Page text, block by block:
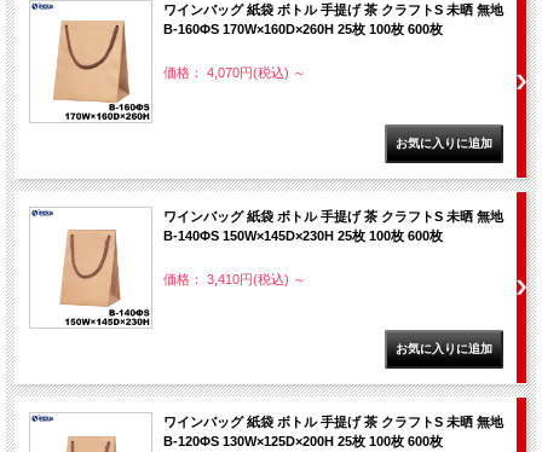
ワインバッグ 紙袋 ボトル 手提げ 茶 クラフトS 未晒 無地
B-160ΦS 170W×160D×260H 25枚 100枚 600枚
価格： 4,070円(税込) ～
ワインバッグ 紙袋 ボトル 手提げ 茶 クラフトS 未晒 無地
B-140ΦS 150W×145D×230H 25枚 100枚 600枚
価格： 3,410円(税込) ～
ワインバッグ 紙袋 ボトル 手提げ 茶 クラフトS 未晒 無地
B-120ΦS 130W×125D×200H 25枚 100枚 600枚